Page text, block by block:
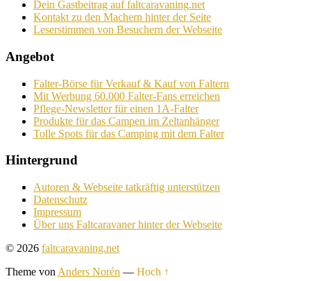
Dein Gastbeitrag auf faltcaravaning.net
Kontakt zu den Machern hinter der Seite
Leserstimmen von Besuchern der Webseite
Angebot
Falter-Börse für Verkauf & Kauf von Faltern
Mit Werbung 60.000 Falter-Fans erreichen
Pflege-Newsletter für einen 1A-Falter
Produkte für das Campen im Zeltanhänger
Tolle Spots für das Camping mit dem Falter
Hintergrund
Autoren & Webseite tatkräftig unterstützen
Datenschutz
Impressum
Über uns Faltcaravaner hinter der Webseite
© 2026 faltcaravaning.net
Theme von Anders Norén — Hoch ↑